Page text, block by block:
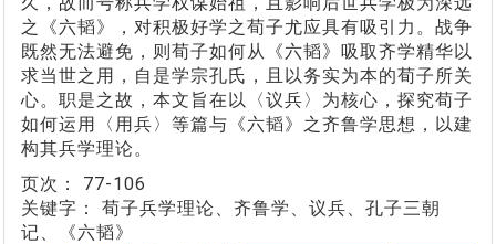
之《六韬》，对积极好学之荀子尤应具有吸引力。战争
既然无法避免，则荀子如何从《六韬》吸取齐学精华以
求当世之用，自是学宗孔氏，且以务实为本的荀子所关
心。职是之故，本文旨在以〈议兵〉为核心，探究荀子
如何运用〈用兵〉等篇与《六韬》之齐鲁学思想，以建
构其兵学理论。
页次： 77-106
关键字： 荀子兵学理论、齐鲁学、议兵、孔子三朝
记、《六韬》